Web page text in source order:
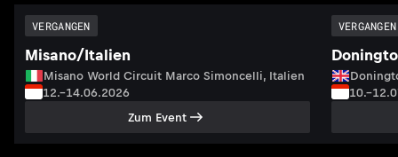
VERGANGEN
Misano/Italien
Misano World Circuit Marco Simoncelli, Italien
12.–14.06.2026
Zum Event
VERGANGEN